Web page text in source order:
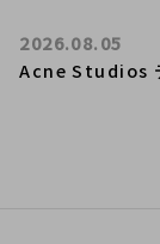
Acne Studios
2026.08.05